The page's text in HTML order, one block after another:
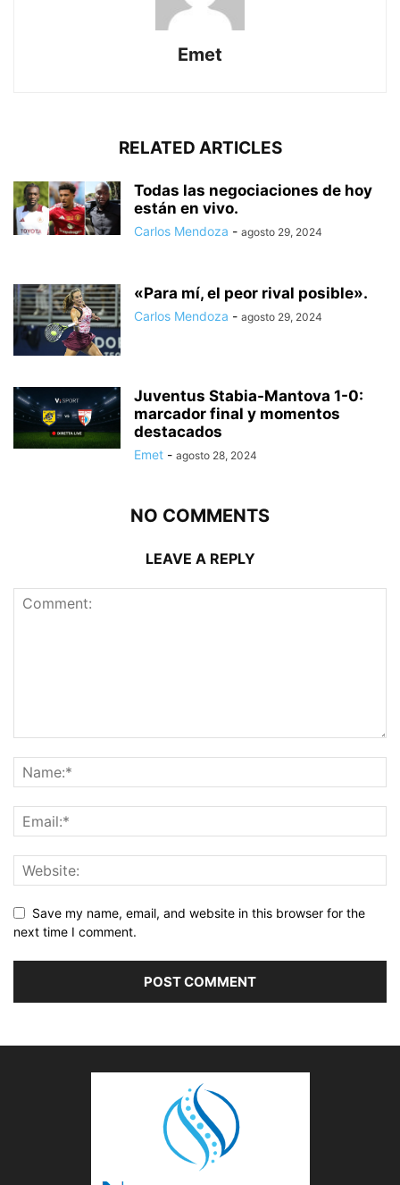
Emet
RELATED ARTICLES
Todas las negociaciones de hoy
están en vivo.
Carlos Mendoza - agosto 29, 2024
«Para mí, el peor rival posible».
Carlos Mendoza - agosto 29, 2024
Juventus Stabia-Mantova 1-0:
marcador final y momentos
destacados
Emet - agosto 28, 2024
NO COMMENTS
LEAVE A REPLY
Save my name, email, and website in this browser for the
next time I comment.